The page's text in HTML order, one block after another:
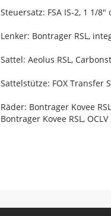
Steuersatz: FSA IS-2, 1 1/
Lenker: Bontrager RSL,
Sattel: Aeolus RSL,
Sattelstütze: FOX Transfer
Räder: Bontrager Kovee
Bontrager Kovee RSL,